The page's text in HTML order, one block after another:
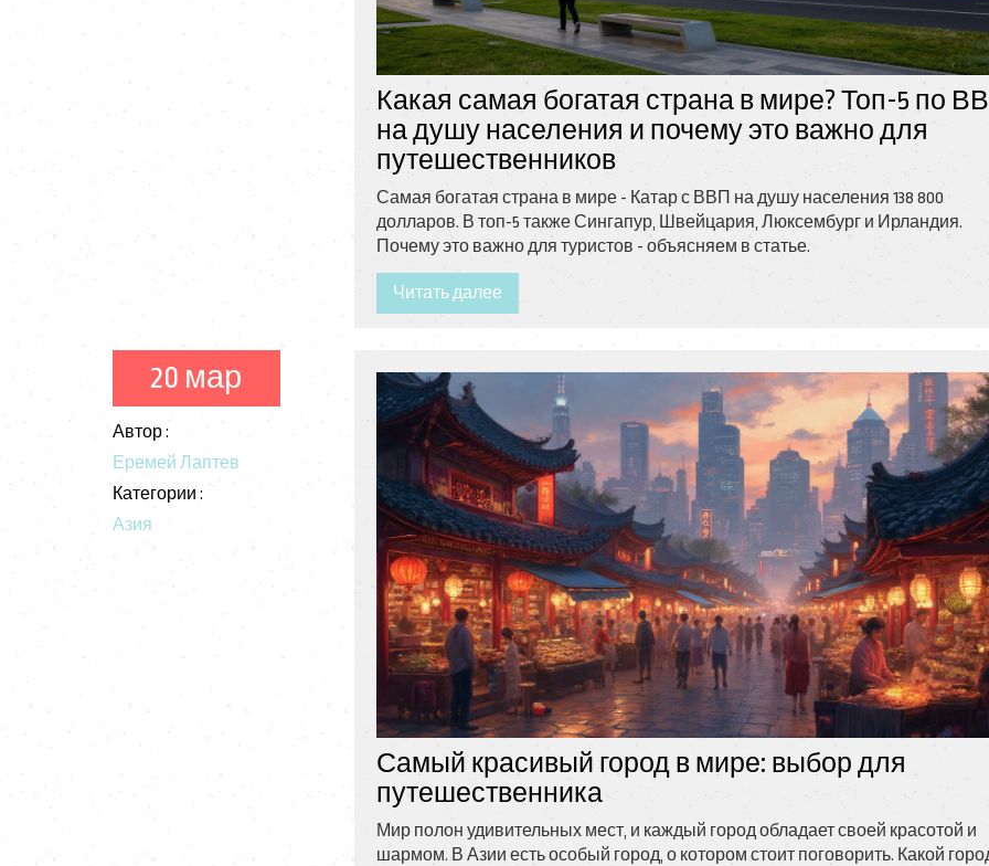
Какая самая богатая страна в мире? Топ-5 по
на душу населения и почему это важно для
путешественников
Самая богатая страна в мире - Катар с ВВП на душу населения 138 800
долларов. В топ-5 также Сингапур, Швейцария, Люксембург и Ирландия.
Почему это важно для туристов - объясняем в статье.
Читать далее
20 мар
Автор :
Еремей Лаптев
Категории :
Азия
Самый красивый город в мире: выбор для
путешественника
Мир полон удивительных мест, и каждый город обладает своей красотой и
шармом. В Азии есть особый город, о котором стоит поговорить. Какой